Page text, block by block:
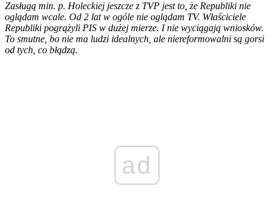
Zasługą min. p. Holeckiej jeszcze z TVP jest to, że Republiki nie
oglądam wcale. Od 2 lat w ogóle nie oglądam TV. Właściciele
Republiki pogrążyli PIS w dużej mierze. I nie wyciągają wniosków.
To smutne, bo nie ma ludzi idealnych, ale niereformowalni są gorsi
od tych, co błądzą.
ad